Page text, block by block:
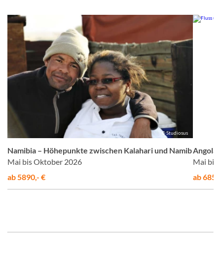
© Studiosus
Namibia – Höhepunkte zwischen Kalahari und Namib
Mai bis Oktober 2026
ab 5890,- €
Mai bis
ab